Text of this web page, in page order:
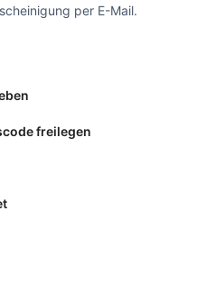
per E-Mail.
freilegen